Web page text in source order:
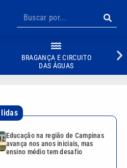
BRAGANÇA E CIRCUITO
DAS ÁGUAS
Educação na região de Campinas
avança nos anos iniciais, mas
ensino médio tem desafio